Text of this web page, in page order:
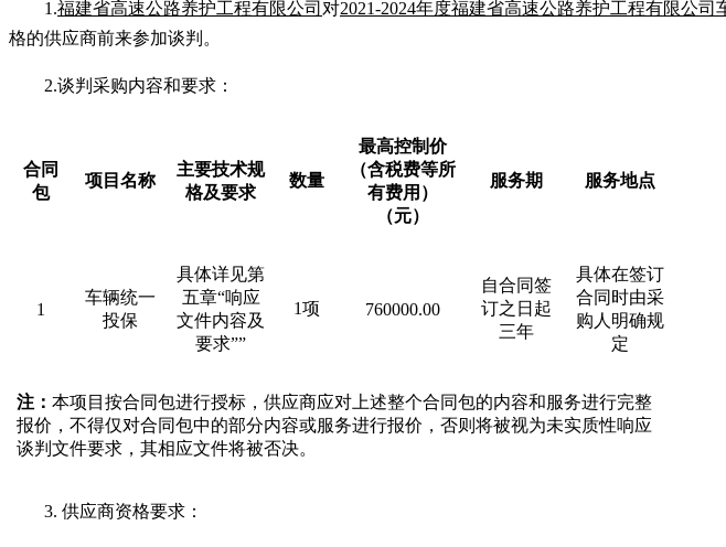
1.福建省高速公路养护工程有限公司 对2021-2024年度福建省高速公路养护工程有限公司
格的供应商前来参加谈判。
2.谈判采购内容和要求：
合同
包
项目名称
主要技术规
格及要求
数量
最高控制价
（含税费等所
有费用）
（元）
服务期 服务地点
1
车辆统一
投保
具体详见第
五章“响应
文件内容及
要求””
1项 760000.00
自合同签
订之日起
三年
具体在签订
合同时由采
购人明确规
定
注： 本项目按合同包进行授标，供应商应对上述整个合同包的内容和服务进行完整
报价，不得仅对合同包中的部分内容或服务进行报价，否则将被视为未实质性响应
谈判文件要求，其相应文件将被否决。
3. 供应商资格要求：